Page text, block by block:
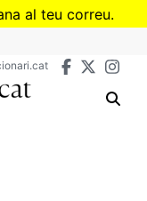
al teu correu.
Divulcat